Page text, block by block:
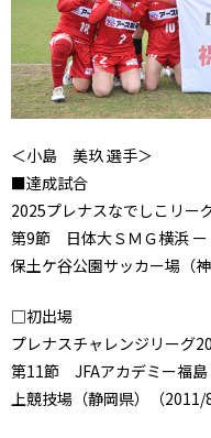
＜小島 美玖 選手＞
■達成試合
2025プレナスなでしこリー
第9節 日体大ＳＭＧ横浜
保土ケ谷公園サッカー場（
□初出場
プレナスチャレンジリーグ
第11節 JFAアカデミー福
上競技場（静岡県）（2011/